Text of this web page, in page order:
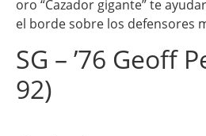
oro “Cazador gigante” te
el borde sobre los defensores
SG – ’76 Geoff
92)